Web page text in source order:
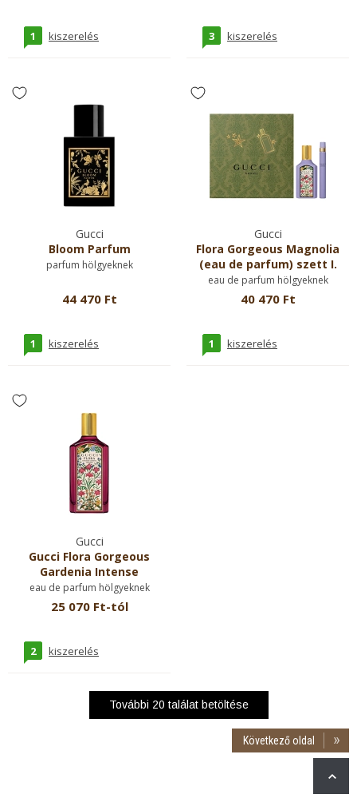
1 kiszerelés 3 kiszerelés
Gucci
Bloom Parfum
parfum hölgyeknek
44 470 Ft
1 kiszerelés
Gucci
Flora Gorgeous Magnolia
(eau de parfum) szett I.
eau de parfum hölgyeknek
40 470 Ft
1 kiszerelés
Gucci
Gucci Flora Gorgeous
Gardenia Intense
eau de parfum hölgyeknek
25 070 Ft-tól
2 kiszerelés
További 20 találat betöltése
Következő oldal